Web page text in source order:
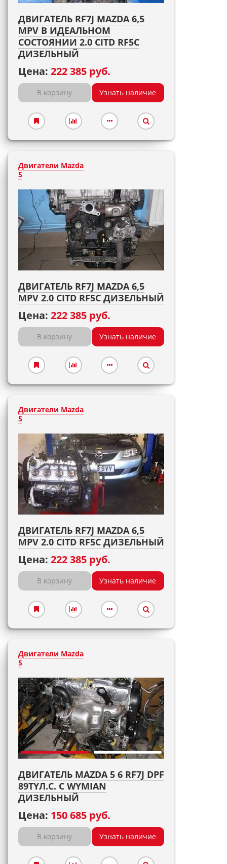
ДВИГАТЕЛЬ RF7J MAZDA 6,5
MPV В ИДЕАЛЬНОМ
СОСТОЯНИИ 2.0 CITD RF5C
ДИЗЕЛЬНЫЙ
Цена: 222 385 руб.
В корзину Узнать наличие
Двигатели Mazda
5
ДВИГАТЕЛЬ RF7J MAZDA 6,5
MPV 2.0 CITD RF5C ДИЗЕЛЬНЫЙ
Цена: 222 385 руб.
В корзину Узнать наличие
Двигатели Mazda
5
ДВИГАТЕЛЬ RF7J MAZDA 6,5
MPV 2.0 CITD RF5C ДИЗЕЛЬНЫЙ
Цена: 222 385 руб.
В корзину Узнать наличие
Двигатели Mazda
5
ДВИГАТЕЛЬ MAZDA 5 6 RF7J DPF
89TYЛ.С. С WYMIAN
ДИЗЕЛЬНЫЙ
Цена: 150 685 руб.
В корзину Узнать наличие